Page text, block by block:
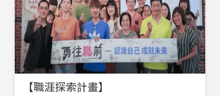
【職涯探索計畫】